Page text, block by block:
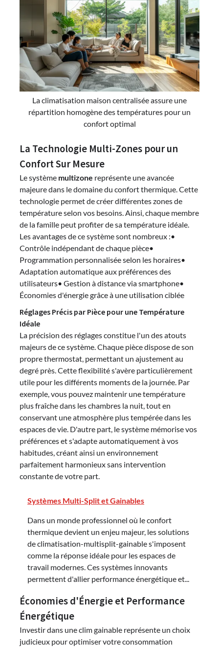
La climatisation maison centralisée assure une
répartition homogène des températures pour un
confort optimal
La Technologie Multi-Zones pour un
Confort Sur Mesure
Le système multizone représente une avancée
majeure dans le domaine du confort thermique. Cette
technologie permet de créer différentes zones de
température selon vos besoins. Ainsi, chaque membre
de la famille peut profiter de sa température idéale.
Les avantages de ce système sont nombreux :•
Contrôle indépendant de chaque pièce•
Programmation personnalisée selon les horaires•
Adaptation automatique aux préférences des
utilisateurs• Gestion à distance via smartphone•
Économies d'énergie grâce à une utilisation ciblée
Réglages Précis par Pièce pour une Température
Idéale
La précision des réglages constitue l'un des atouts
majeurs de ce système. Chaque pièce dispose de son
propre thermostat, permettant un ajustement au
degré près. Cette flexibilité s'avère particulièrement
utile pour les différents moments de la journée. Par
exemple, vous pouvez maintenir une température
plus fraîche dans les chambres la nuit, tout en
conservant une atmosphère plus tempérée dans les
espaces de vie. D'autre part, le système mémorise vos
préférences et s'adapte automatiquement à vos
habitudes, créant ainsi un environnement
parfaitement harmonieux sans intervention
constante de votre part.
Systèmes Multi-Split et Gainables
Dans un monde professionnel où le confort
thermique devient un enjeu majeur, les solutions
de climatisation-multisplit-gainable s'imposent
comme la réponse idéale pour les espaces de
travail modernes. Ces systèmes innovants
permettent d'allier performance énergétique et...
Économies d'Énergie et Performance
Énergétique
Investir dans une clim gainable représente un choix
judicieux pour optimiser votre consommation